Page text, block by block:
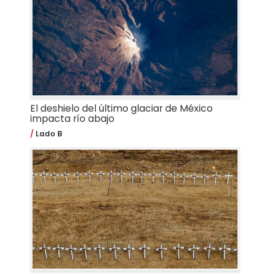
El deshielo del último glaciar de México
impacta río abajo
Lado B